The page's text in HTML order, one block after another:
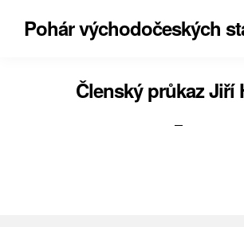
Pohár východočeských
Členský průkaz Jiří